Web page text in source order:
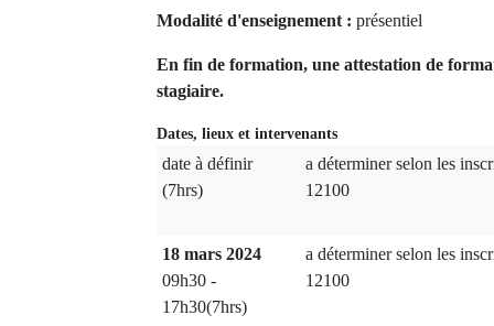
Modalité d'enseignement : présentiel
En fin de formation, une attestation de
stagiaire.
Dates, lieux et intervenants
date à définir
(7hrs)
a déterminer selon les
12100
18 mars 2024
09h30 -
17h30(7hrs)
a déterminer selon les
12100